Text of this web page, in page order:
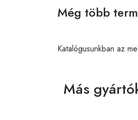
Még több
Katalógusunkban az
Más